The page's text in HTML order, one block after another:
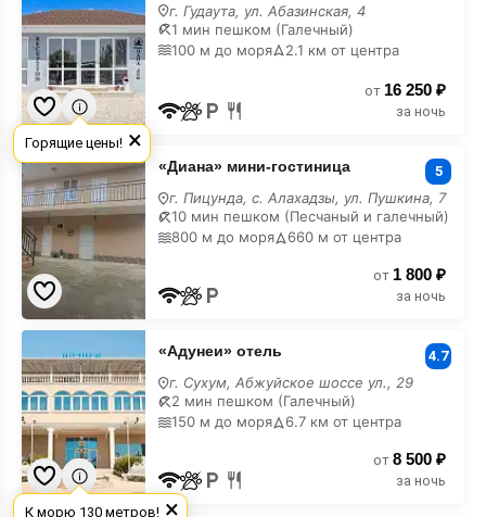
комплекс
с
лечением
г. Гудаута, ул. Абазинская, 4
1 мин пешком (Галечный)
100 м до моря
2.1 км от центра
от 16 250 ₽
за ночь
«Диана»
мини-
гостиница
с
лечением
«Диана» мини-гостиница 5
г. Пицунда, с. Алахадзы, ул. Пушкина, 7
10 мин пешком (Песчаный и галечный)
800 м до моря
660 м от центра
от 1 800 ₽
за ночь
«Адунеи»
отель
с
лечением
«Адунеи» отель 4.7
г. Сухум, Абжуйское шоссе ул., 29
2 мин пешком (Галечный)
150 м до моря
6.7 км от центра
от 8 500 ₽
за ночь
×
Горящие цены!
×
К морю 130 метров!